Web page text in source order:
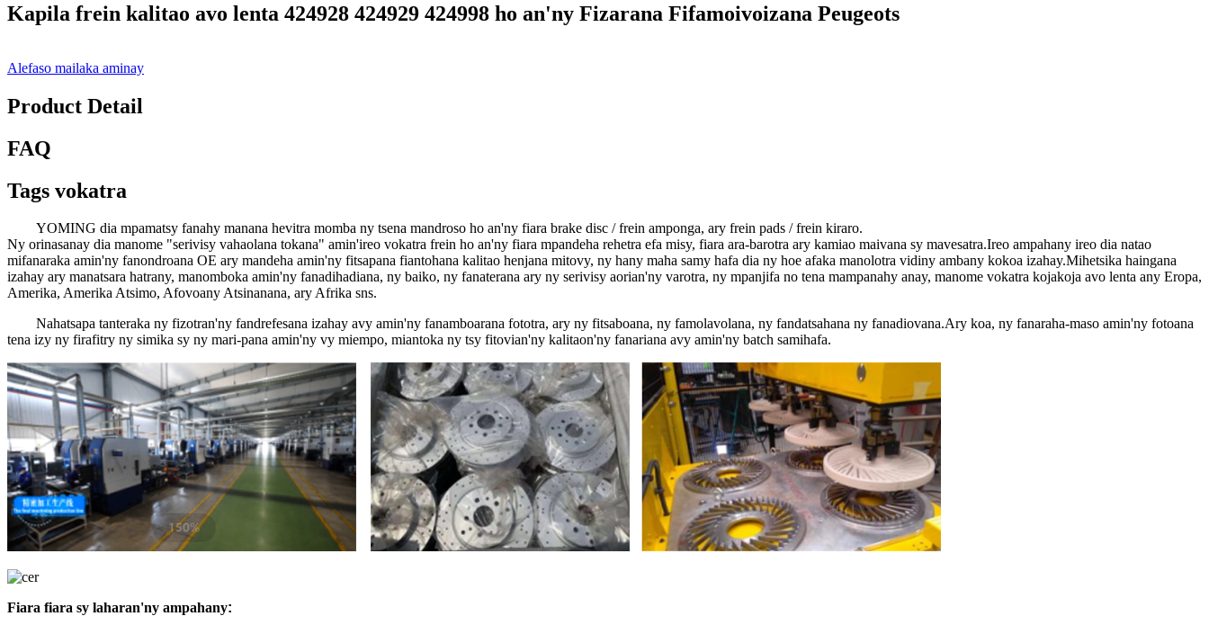
Kapila frein kalitao avo lenta 424928 424929 424998 ho an'ny Fizarana Fifamoivoizana Peugeots
Alefaso mailaka aminay
Product Detail
FAQ
Tags vokatra
YOMING dia mpamatsy fanahy manana hevitra momba ny tsena mandroso ho an'ny fiara brake disc / frein amponga, ary frein pads / frein kiraro.
Ny orinasanay dia manome "serivisy vahaolana tokana" amin'ireo vokatra frein ho an'ny fiara mpandeha rehetra efa misy, fiara ara-barotra ary kamiao maivana sy mavesatra.Ireo ampahany ireo dia natao
mifanaraka amin'ny fanondroana OE ary mandeha amin'ny fitsapana fiantohana kalitao henjana mitovy, ny hany maha samy hafa dia ny hoe afaka manolotra vidiny ambany kokoa izahay.Mihetsika haingana
izahay ary manatsara hatrany, manomboka amin'ny fanadihadiana, ny baiko, ny fanaterana ary ny serivisy aorian'ny varotra, ny mpanjifa no tena mampanahy anay, manome vokatra kojakoja avo lenta any Eropa,
Amerika, Amerika Atsimo, Afovoany Atsinanana, ary Afrika sns.
Nahatsapa tanteraka ny fizotran'ny fandrefesana izahay avy amin'ny fanamboarana fototra, ary ny fitsaboana, ny famolavolana, ny fandatsahana ny fanadiovana.Ary koa, ny fanaraha-maso amin'ny fotoana
tena izy ny firafitry ny simika sy ny mari-pana amin'ny vy miempo, miantoka ny tsy fitovian'ny kalitaon'ny fanariana avy amin'ny batch samihafa.
Fiara fiara sy laharan'ny ampahany: